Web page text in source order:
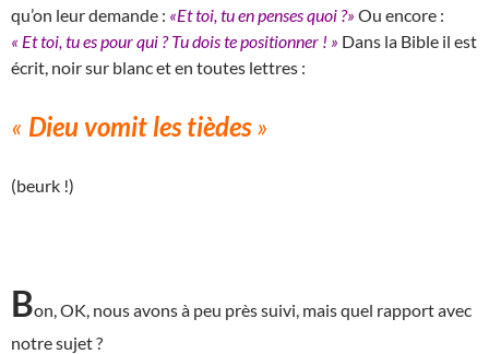
qu’on leur demande : «Et toi, tu en penses quoi ?» Ou encore :
« Et toi, tu es pour qui ? Tu dois te positionner ! » Dans la Bible il est
écrit, noir sur blanc et en toutes lettres :
« Dieu vomit les tièdes»
(beurk !)
Bon, OK, nous avons à peu près suivi, mais quel rapport avec
notre sujet ?